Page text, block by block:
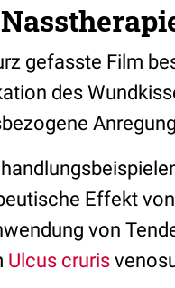
gefasste Film
des
Effekt
von
Ulcus cruris